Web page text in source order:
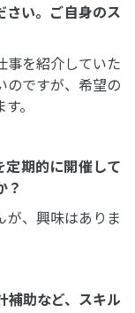
さい。ご自身のス
事を紹介していた
のですが、希望の
。
期的に開催して
？
が、興味はありま
補助など、スキル